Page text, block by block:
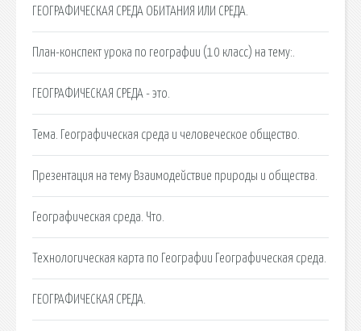
ГЕОГРАФИЧЕСКАЯ СРЕДА ОБИТАНИЯ ИЛИ СРЕДА.
План-конспект урока по географии (10 класс) на тему:.
ГЕОГРАФИЧЕСКАЯ СРЕДА - это.
Тема. Географическая среда и человеческое общество.
Презентация на тему Взаимодействие природы и общества.
Географическая среда. Что.
Технологическая карта по Географии Географическая среда.
ГЕОГРАФИЧЕСКАЯ СРЕДА.